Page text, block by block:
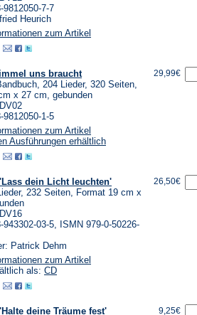
9812050-7-7
Heurich
zum Artikel
uns braucht
204 Lieder, 320 Seiten,
x 27 cm, gebunden
9812050-1-5
zum Artikel
Ausführungen erhältlich
29,99€
dein Licht leuchten'
232 Seiten, Format 19 cm x
943302-03-5, ISMN 979-0-50226-
Patrick Dehm
zum Artikel
als: CD
26,50€
deine Träume fest' 9,25€